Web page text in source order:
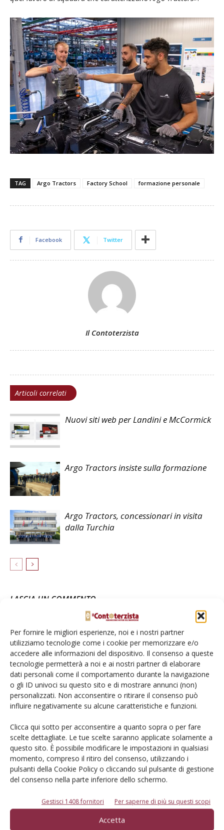
Per fornire le migliori esperienze, noi e i nostri partner
utilizziamo tecnologie come i cookie per memorizzare e/o
accedere alle informazioni del dispositivo. Il consenso a queste
tecnologie permetterà a noi e ai nostri partner di elaborare
dati personali come il comportamento durante la navigazione
o gli ID univoci su questo sito e di mostrare annunci (non)
personalizzati. Non acconsentire o ritirare il consenso può
influire negativamente su alcune caratteristiche e funzioni.
Clicca qui sotto per acconsentire a quanto sopra o per fare
scelte dettagliate. Le tue scelte saranno applicate solamente a
questo sito. È possibile modificare le impostazioni in qualsiasi
momento, compreso il ritiro del consenso, utilizzando i
pulsanti della Cookie Policy o cliccando sul pulsante di gestione
del consenso nella parte inferiore dello schermo.
Gestisci 1408 fornitori Per saperne di più su questi scopi
Accetta
TAG Argo Tractors Factory School formazione personale
Facebook Twitter
Il Contoterzista
Articoli correlati
Nuovi siti web per Landini e McCormick
Argo Tractors insiste sulla formazione
Argo Tractors, concessionari in visita
dalla Turchia
LASCIA UN COMMENTO
prossima volta che commento.